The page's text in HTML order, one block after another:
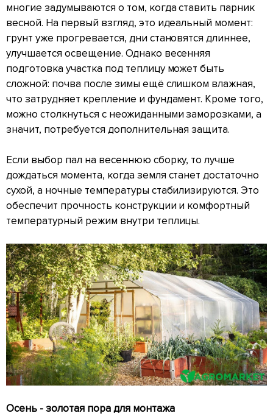
многие задумываются о том, когда ставить парник
весной. На первый взгляд, это идеальный момент:
грунт уже прогревается, дни становятся длиннее,
улучшается освещение. Однако весенняя
подготовка участка под теплицу может быть
сложной: почва после зимы ещё слишком влажная,
что затрудняет крепление и фундамент. Кроме того,
можно столкнуться с неожиданными заморозками, а
значит, потребуется дополнительная защита.
Если выбор пал на весеннюю сборку, то лучше
дождаться момента, когда земля станет достаточно
сухой, а ночные температуры стабилизируются. Это
обеспечит прочность конструкции и комфортный
температурный режим внутри теплицы.
Осень - золотая пора для монтажа